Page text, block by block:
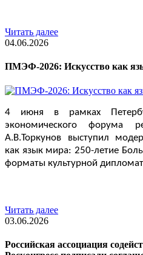
Читать далее
04.06.2026
ПМЭФ-2026: Искусство как
4 июня в рамках
экономического форума
А.В.Торкунов выступил
как язык мира: 250-летие
форматы культурной
Читать далее
03.06.2026
Российская ассоциация